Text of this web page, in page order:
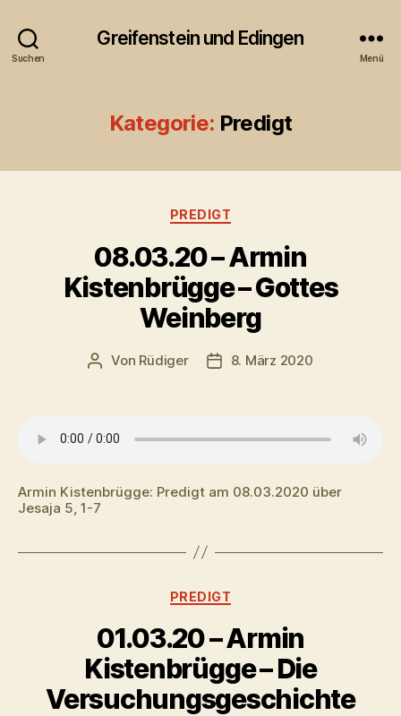
Suchen
Greifenstein und Edingen
Menü
Kategorie: Predigt
Kategorien
PREDIGT
08.03.20 – Armin
Kistenbrügge – Gottes
Weinberg
Beitragsautor
Von Rüdiger Veröffentlichungsdatum
8. März 2020
Armin Kistenbrügge: Predigt am 08.03.2020 über
Jesaja 5, 1-7
Kategorien
PREDIGT
01.03.20 – Armin
Kistenbrügge – Die
Versuchungsgeschichte